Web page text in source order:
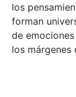
los
forman
de
los